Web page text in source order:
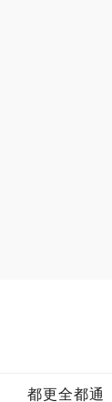
都更全都通